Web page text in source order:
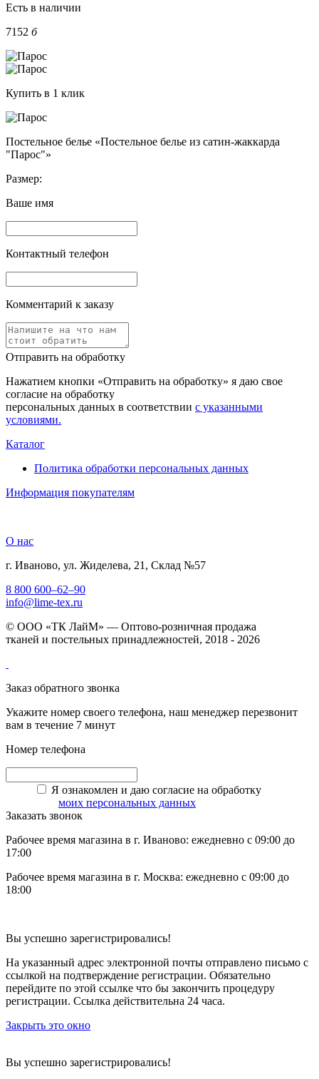
Есть в наличии
7152 б
Купить в 1 клик
Постельное белье «Постельное белье из сатин-жаккарда
"Парос"»
Размер:
Ваше имя
Контактный телефон
Комментарий к заказу
Отправить на обработку
Нажатием кнопки «Отправить на обработку» я даю свое
согласие на обработку
персональных данных в соответствии с указанными
условиями.
Каталог
Политика обработки персональных данных
Информация покупателям
О нас
г. Иваново, ул. Жиделева, 21, Склад №57
8 800 600–62–90
info@lime-tex.ru
© ООО «ТК ЛайМ» — Оптово-розничная продажа
тканей и постельных принадлежностей, 2018 - 2026
Заказ обратного звонка
Укажите номер своего телефона, наш менеджер перезвонит
вам в течение 7 минут
Номер телефона
Я ознакомлен и даю согласие на обработку
моих персональных данных
Заказать звонок
Рабочее время магазина в г. Иваново: ежедневно с 09:00 до
17:00
Рабочее время магазина в г. Москва: ежедневно с 09:00 до
18:00
Вы успешно зарегистрировались!
На указанный адрес электронной почты отправлено письмо с
ссылкой на подтверждение регистрации. Обязательно
перейдите по этой ссылке что бы закончить процедуру
регистрации. Ссылка действительна 24 часа.
Закрыть это окно
Вы успешно зарегистрировались!